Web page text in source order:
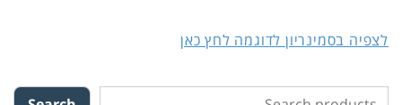
לצפיה בסמינריון לדוגמה לחץ כאן